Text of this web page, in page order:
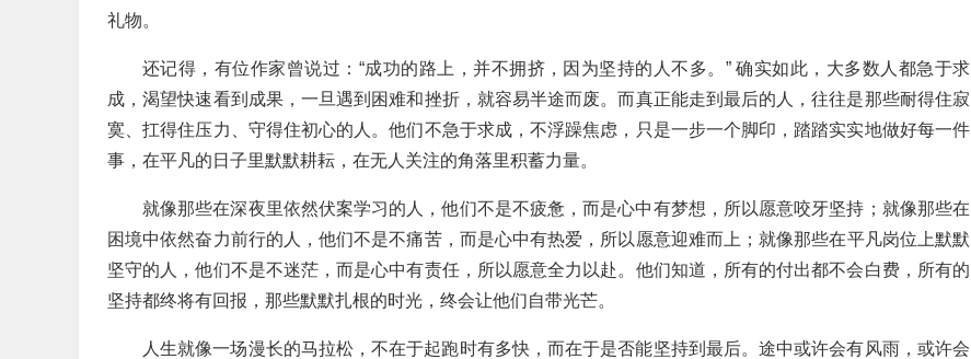
礼物。
还记得，有位作家曾说过：“成功的路上，并不拥挤，因为坚持的人不多。” 确实如此，大多数人都急于求
成，渴望快速看到成果，一旦遇到困难和挫折，就容易半途而废。而真正能走到最后的人，往往是那些耐得住寂
寞、扛得住压力、守得住初心的人。他们不急于求成，不浮躁焦虑，只是一步一个脚印，踏踏实实地做好每一件
事，在平凡的日子里默默耕耘，在无人关注的角落里积蓄力量。
就像那些在深夜里依然伏案学习的人，他们不是不疲惫，而是心中有梦想，所以愿意咬牙坚持；就像那些在
困境中依然奋力前行的人，他们不是不痛苦，而是心中有热爱，所以愿意迎难而上；就像那些在平凡岗位上默默
坚守的人，他们不是不迷茫，而是心中有责任，所以愿意全力以赴。他们知道，所有的付出都不会白费，所有的
坚持都终将有回报，那些默默扎根的时光，终会让他们自带光芒。
人生就像一场漫长的马拉松，不在于起跑时有多快，而在于是否能坚持到最后。途中或许会有风雨，或许会